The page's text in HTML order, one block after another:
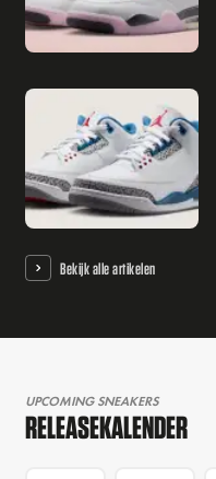
Bekijk alle artikelen
UPCOMING SNEAKERS
RELEASEKALENDER